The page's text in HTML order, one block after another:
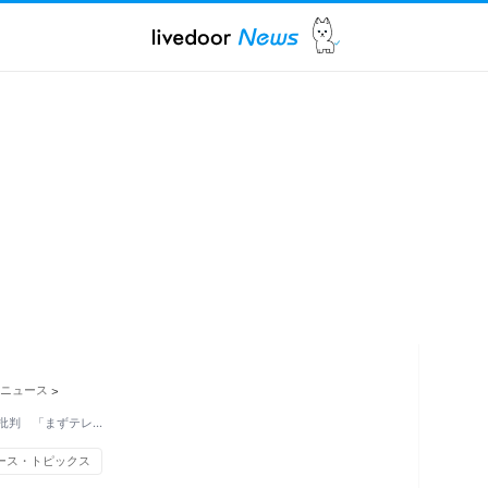
ュース >
批判 「まずテレ…
ス・トピックス